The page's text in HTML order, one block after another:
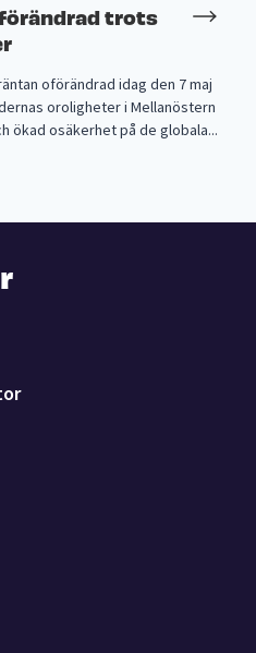
trots
oförändrad idag den 7 maj
oroligheter i Mellanöstern
ökad osäkerhet på de globala...